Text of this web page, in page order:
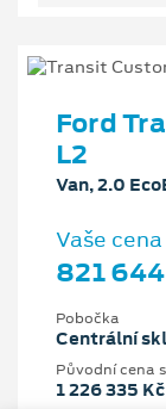
Ford
L2
Van, 2.0
Vaše cena
821
Pobočka
Centrální
Původní cena
1 226 335 Kč